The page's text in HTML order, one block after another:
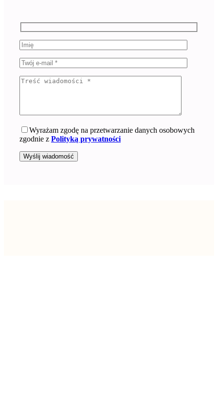
Wyrażam zgodę na przetwarzanie danych osobowych
zgodnie z Polityką prywatności